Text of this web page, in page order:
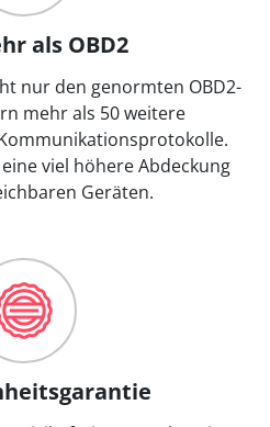
als OBD2
nur den genormten OBD2-
mehr als 50 weitere
viel höhere Abdeckung
Geräten.